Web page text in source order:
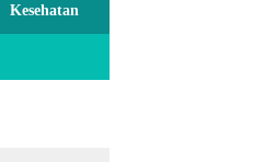
Kesehatan